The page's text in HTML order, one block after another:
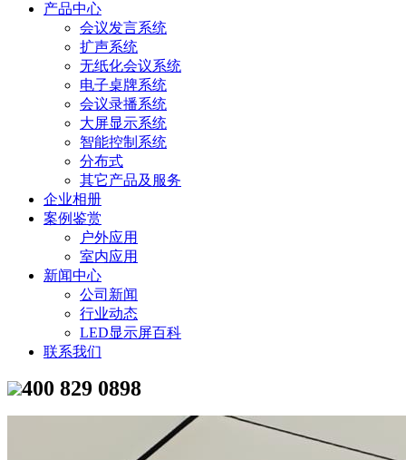
产品中心
会议发言系统
扩声系统
无纸化会议系统
电子桌牌系统
会议录播系统
大屏显示系统
智能控制系统
分布式
其它产品及服务
企业相册
案例鉴赏
户外应用
室内应用
新闻中心
公司新闻
行业动态
LED显示屏百科
联系我们
400 829 0898